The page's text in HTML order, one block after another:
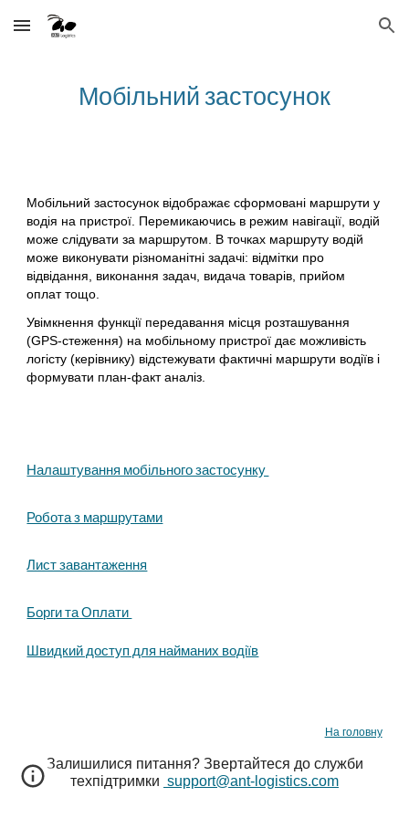
Skip to main content Skip to navigation
Мобільний застосунок
Мобільний застосунок відображає сформовані маршрути у
водія на пристрої. Перемикаючись в режим навігації, водій
може слідувати за маршрутом. В точках маршруту водій
може виконувати різноманітні задачі: відмітки про
відвідання, виконання задач, видача товарів, прийом
оплат тощо.
Увімкнення функції передавання місця розташування
(GPS-стеження) на мобільному пристрої дає можливість
логісту (керівнику) відстежувати фактичні маршрути водіїв і
формувати план-факт аналіз.
Налаштування мобільного застосунку
Робота з маршрутами
Лист завантаження
Борги та Оплати
Швидкий доступ для найманих водіїв
На головну
Залишилися питання? Звертайтеся до служби
техпідтримки support@ant-logistics.com